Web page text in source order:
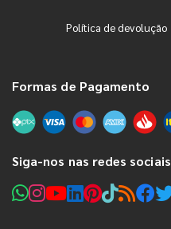
Política de devolução
Formas de Pagamento
Siga-nos nas redes sociais